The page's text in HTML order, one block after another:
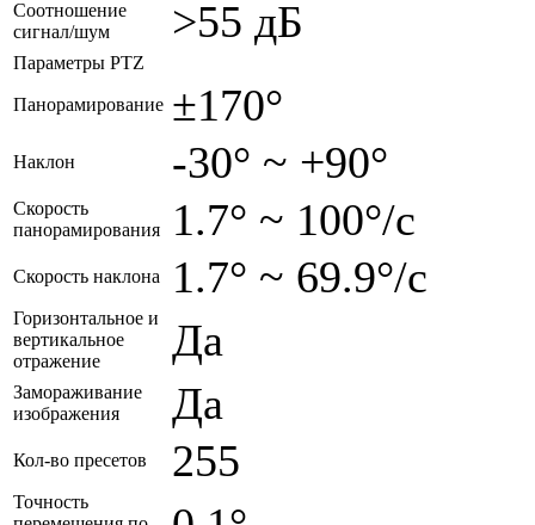
Соотношение
сигнал/шум
>55 дБ
Параметры PTZ
Панорамирование ±170°
Наклон -30° ~ +90°
Скорость
панорамирования
1.7° ~ 100°/с
Скорость наклона 1.7° ~ 69.9°/с
Горизонтальное и
вертикальное
отражение
Да
Замораживание
изображения
Да
Кол-во пресетов 255
Точность